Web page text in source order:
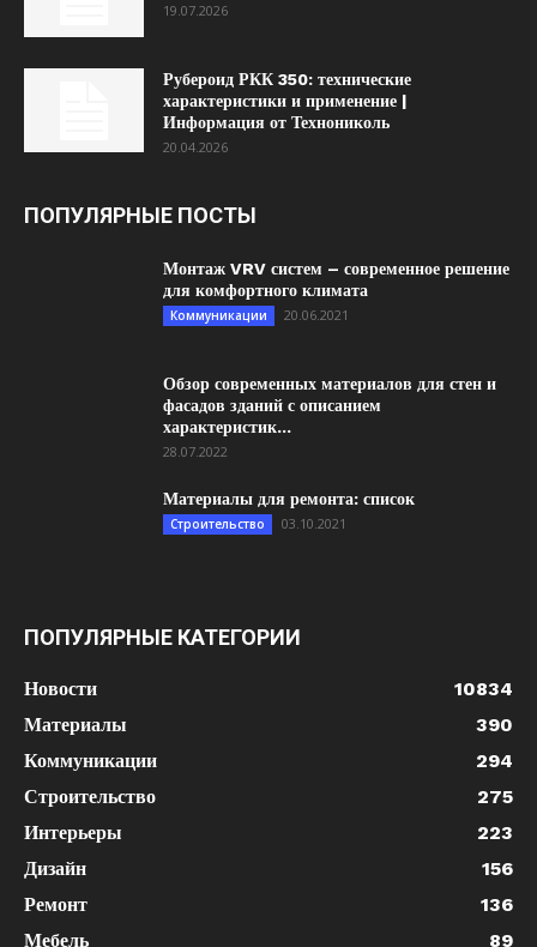
19.07.2026
Рубероид РКК 350: технические
характеристики и применение |
Информация от Технониколь
20.04.2026
ПОПУЛЯРНЫЕ ПОСТЫ
Монтаж VRV систем – современное решение
для комфортного климата
Коммуникации 20.06.2021
Обзор современных материалов для стен и
фасадов зданий с описанием
характеристик...
28.07.2022
Материалы для ремонта: список
Строительство 03.10.2021
ПОПУЛЯРНЫЕ КАТЕГОРИИ
Новости
10834
Материалы
390
Коммуникации
294
Строительство
275
Интерьеры
223
Дизайн
156
Ремонт
136
Мебель
89